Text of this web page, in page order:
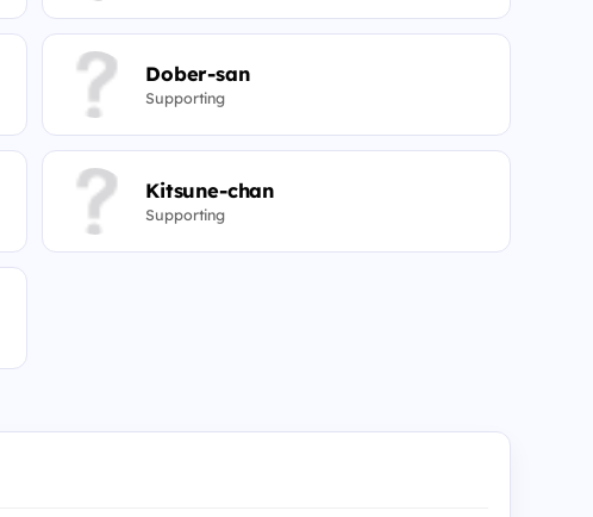
Dober-san
Supporting
Kitsune-chan
Supporting